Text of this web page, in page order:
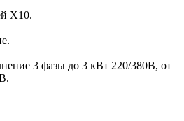
Х10.
3 фазы до 3 кВт 220/380В, от